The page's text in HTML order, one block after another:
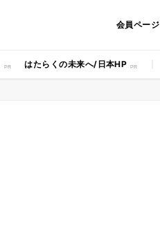
会員ページ
はたらくの未来へ/日本HP